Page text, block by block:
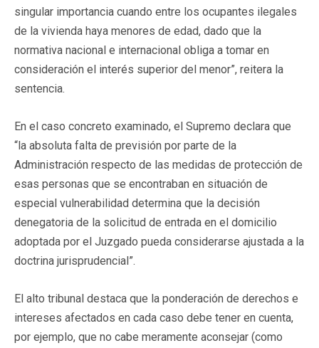
singular importancia cuando entre los ocupantes ilegales
de la vivienda haya menores de edad, dado que la
normativa nacional e internacional obliga a tomar en
consideración el interés superior del menor”, reitera la
sentencia.
En el caso concreto examinado, el Supremo declara que
“la absoluta falta de previsión por parte de la
Administración respecto de las medidas de protección de
esas personas que se encontraban en situación de
especial vulnerabilidad determina que la decisión
denegatoria de la solicitud de entrada en el domicilio
adoptada por el Juzgado pueda considerarse ajustada a la
doctrina jurisprudencial”.
El alto tribunal destaca que la ponderación de derechos e
intereses afectados en cada caso debe tener en cuenta,
por ejemplo, que no cabe meramente aconsejar (como